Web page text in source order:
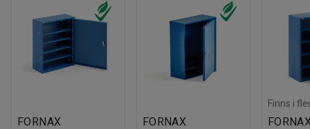
FORNAX
FORNAX
Finns i